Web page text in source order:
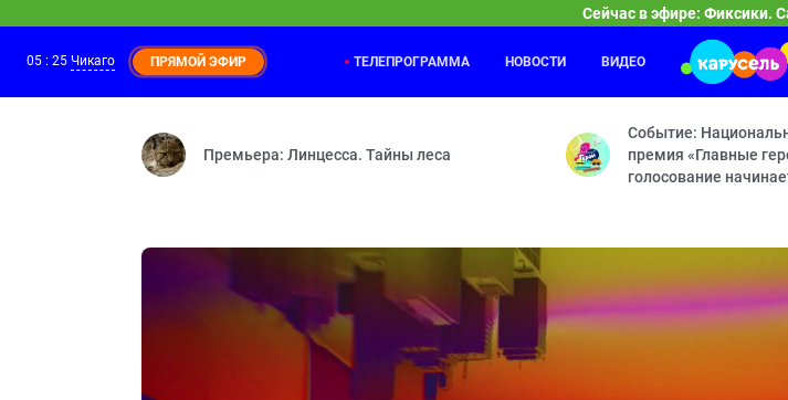
Сейчас в эфире: Фиксики.
04:40
Фиксики. Самое время!
Материя — Изобретение — Циолковский — Диван — Ледниковый период —
Ум и Хрум
Мини-Хрум —
05 : 25 Чикаго ПРЯМОЙ ЭФИР ТЕЛЕПРОГРАММА НОВОСТИ ВИДЕО
Премьера: Линцесса. Тайны леса
Событие:
премия «Главные
голосование